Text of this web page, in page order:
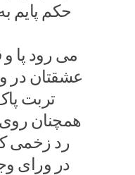
حکم پایم
می رود پا
عشقتان در
تربت
همچنان
رد زخمی
در ورای